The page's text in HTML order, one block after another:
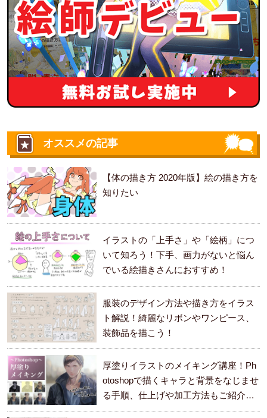
オススメの記事
【体の描き方 2020年版】絵の描き方を
知りたい
イラストの「上手さ」や「絵柄」につ
いて知ろう！下手、画力がないと悩ん
でいる絵描きさんにおすすめ！
服装のデザイン方法や描き方をイラス
ト解説！綺麗なリボンやワンピース、
装飾品を描こう！
厚塗りイラストのメイキング講座！Ph
otoshopで描くキャラと背景をなじませ
る手順、仕上げや加工方法もご紹介し
ます。